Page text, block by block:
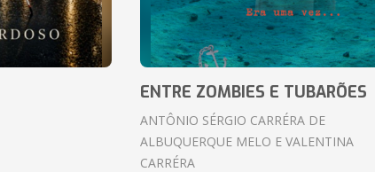
ENTRE ZOMBIES E TUBARÕES
ANTÔNIO SÉRGIO CARRÉRA DE
ALBUQUERQUE MELO E VALENTINA
CARRÉRA